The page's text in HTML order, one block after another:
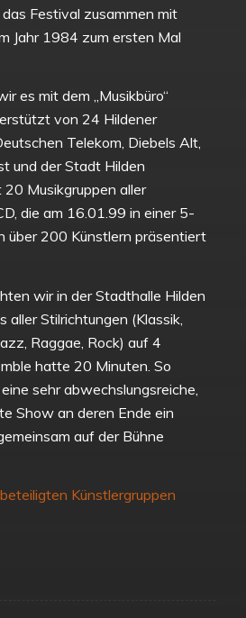
Festival zusammen mit
Jahr 1984 zum ersten Mal
es mit dem „Musikbüro“
von 24 Hildener
Telekom, Diebels Alt,
und der Stadt Hilden
Musikgruppen aller
die am 16.01.99 in einer 5-
über 200 Künstlern präsentiert
wir in der Stadthalle Hilden
aller Stilrichtungen (Klassik,
Raggae, Rock) auf 4
hatte 20 Minuten. So
sehr abwechslungsreiche,
Show an deren Ende ein
auf der Bühne
Künstlergruppen